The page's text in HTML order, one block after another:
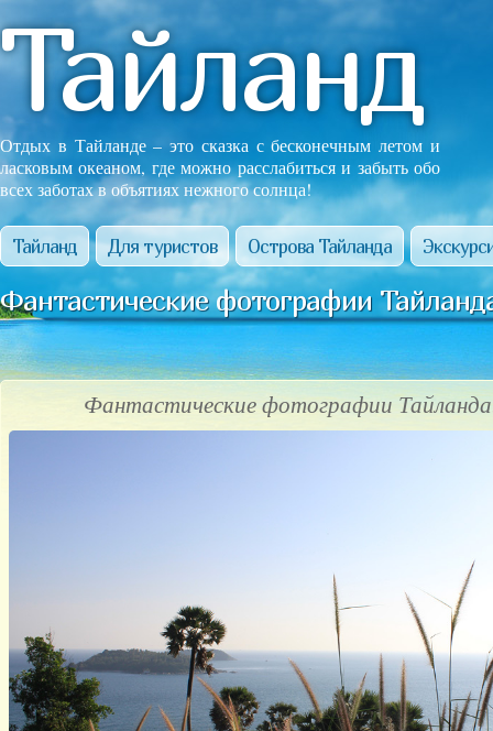
Тайланд
Отдых в Тайланде – это сказка с бесконечным летом и
ласковым океаном, где можно расслабиться и забыть обо
всех заботах в объятиях нежного солнца!
Тайланд Для туристов Острова Тайланда
Фантастические фотографии
Фантастические фотографии